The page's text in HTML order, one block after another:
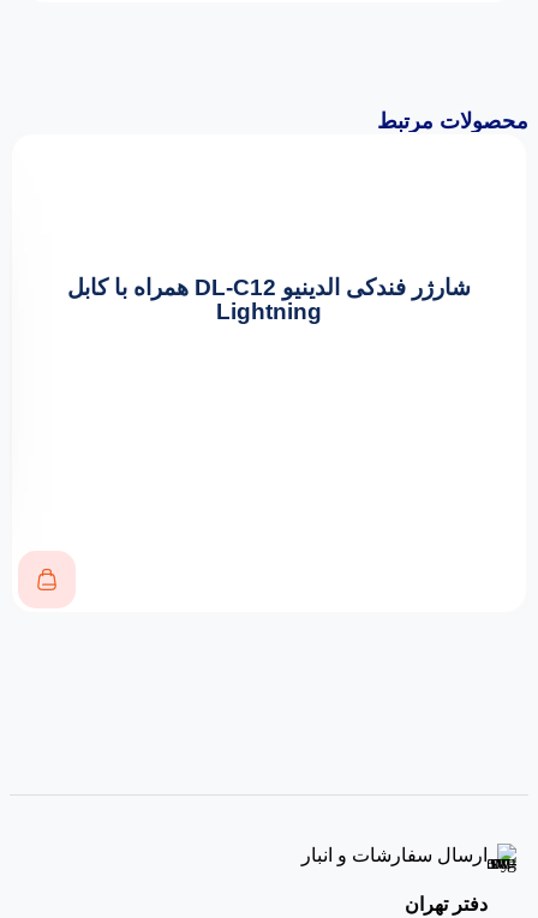
محصولات مرتبط
شارژر فندکی الدینیو DL-C12 همراه با کابل
Lightning
ارسال سفارشات و انبار
دفتر تهران